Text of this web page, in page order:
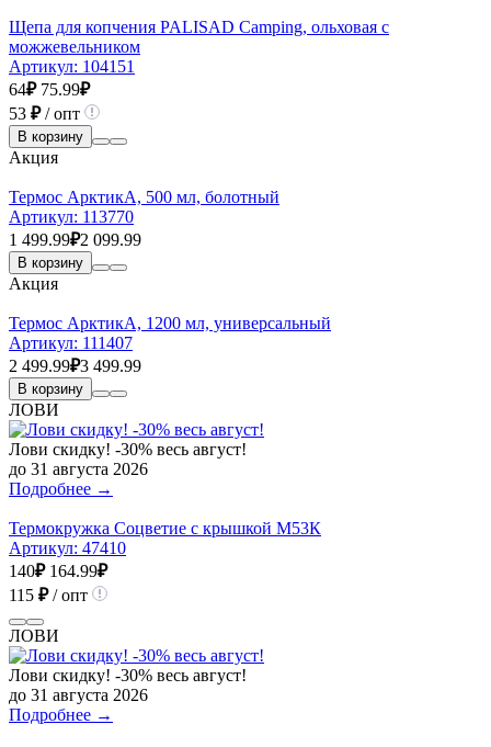
Щепа для копчения PALISAD Camping, ольховая с
можжевельником
Артикул: 104151
64₽ 75.99₽
53 ₽/ опт
В корзину
Акция
Термос АрктикА, 500 мл, болотный
Артикул: 113770
1 499.99₽2 099.99
В корзину
Акция
Термос АрктикА, 1200 мл, универсальный
Артикул: 111407
2 499.99₽3 499.99
В корзину
ЛОВИ
Лови скидку! -30% весь август!
до 31 августа 2026
Подробнее →
Термокружка Соцветие с крышкой М53К
Артикул: 47410
140₽ 164.99₽
115 ₽/ опт
ЛОВИ
Лови скидку! -30% весь август!
до 31 августа 2026
Подробнее →